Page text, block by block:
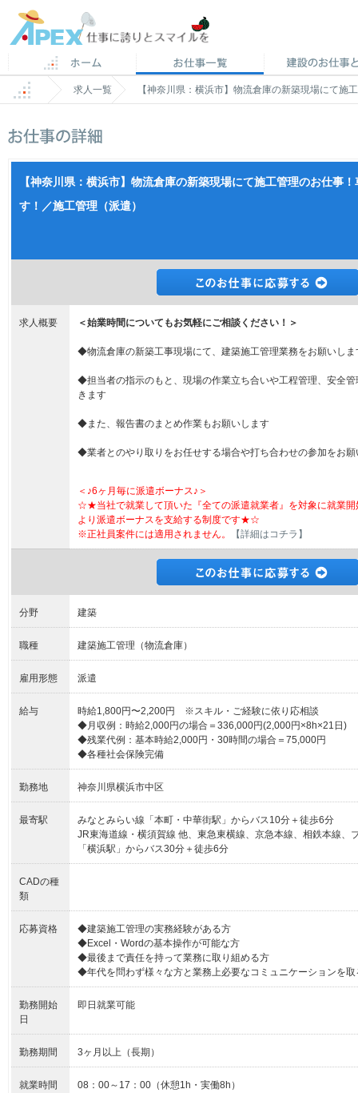
求人一覧 【神奈川県：横浜市】物流倉庫の新築現場にて
【神奈川県：横浜市】物流倉庫の新築現場にて施工管理のお仕事
す！／施工管理（派遣）
求人概要 ＜始業時間についてもお気軽にご相談ください！＞
◆物流倉庫の新築工事現場にて、建築施工管理業務をお願いしま
◆担当者の指示のもと、現場の作業立ち合いや工程管理、安全
きます
◆また、報告書のまとめ作業もお願いします
◆業者とのやり取りをお任せする場合や打ち合わせの参加をお
＜♪6ヶ月毎に派遣ボーナス♪＞
☆★当社で就業して頂いた『全ての派遣就業者』を対象に就業開
より派遣ボーナスを支給する制度です★☆
※正社員案件には適用されません。
【詳細はコチラ】
分野 建築
職種 建築施工管理（物流倉庫）
雇用形態 派遣
給与
時給1,800円〜2,200円 ※スキル・ご経験に依り応相談
◆月収例：時給2,000円の場合＝336,000円(2,000円×8h×21日)
◆残業代例：基本時給2,000円・30時間の場合＝75,000円
◆各種社会保険完備
勤務地 神奈川県横浜市中区
最寄駅
みなとみらい線「本町・中華街駅」からバス10分＋徒歩6分
JR東海道線・横須賀線 他、東急東横線、京急本線、相鉄本線、
「横浜駅」からバス30分＋徒歩6分
CADの種
類
応募資格
◆建築施工管理の実務経験がある方
◆Excel・Wordの基本操作が可能な方
◆最後まで責任を持って業務に取り組める方
◆年代を問わず様々な方と業務上必要なコミュニケーションを
勤務開始
日
即日就業可能
勤務期間 3ヶ月以上（長期）
就業時間
08：00～17：00（休憩1h・実働8h）